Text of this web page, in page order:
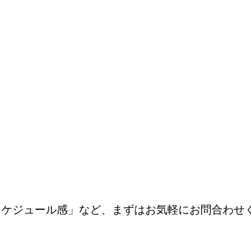
ジュール感」など、まずはお気軽にお問合わせ